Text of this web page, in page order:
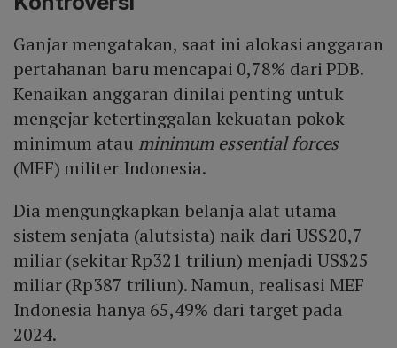
Ganjar mengatakan, saat ini alokasi anggaran
pertahanan baru mencapai 0,78% dari PDB.
Kenaikan anggaran dinilai penting untuk
mengejar ketertinggalan kekuatan pokok
minimum atau minimum essential forces
(MEF) militer Indonesia.
Dia mengungkapkan belanja alat utama
sistem senjata (alutsista) naik dari US$20,7
miliar (sekitar Rp321 triliun) menjadi US$25
miliar (Rp387 triliun). Namun, realisasi MEF
Indonesia hanya 65,49% dari target pada
2024.